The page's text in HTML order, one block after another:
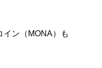
イン（MONA）も